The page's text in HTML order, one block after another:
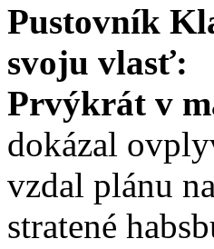
Pustovník
svoju vlasť:
Prvýkrát v
dokázal
vzdal plánu
stratené